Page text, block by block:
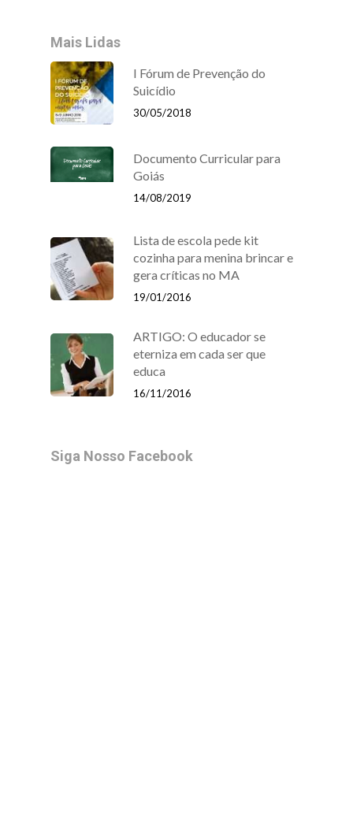
Mais Lidas
I Fórum de Prevenção do
Suicídio
30/05/2018
Documento Curricular para
Goiás
14/08/2019
Lista de escola pede kit
cozinha para menina brincar e
gera críticas no MA
19/01/2016
ARTIGO: O educador se
eterniza em cada ser que
educa
16/11/2016
Siga Nosso Facebook